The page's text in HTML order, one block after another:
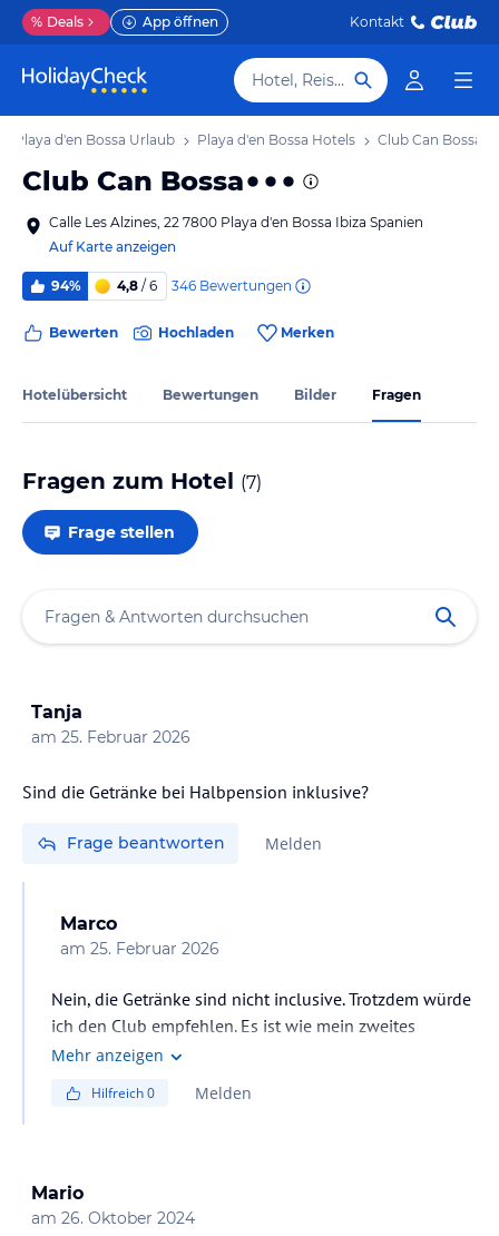
% Deals App öffnen Kontakt
Hotel, Reiseziel
Playa d'en Bossa Urlaub Playa d'en Bossa Hotels Club Can Bossa
Club Can Bossa
Calle Les Alzines, 22 7800 Playa d'en Bossa Ibiza Spanien
Auf Karte anzeigen
94% 4,8 / 6 346 Bewertungen
Bewerten Hochladen Merken
Hotelübersicht Bewertungen Bilder Fragen
Fragen zum Hotel (7)
Frage stellen
Tanja
am 25. Februar 2026
Sind die Getränke bei Halbpension inklusive?
Frage beantworten Melden
Marco
am 25. Februar 2026
Nein, die Getränke sind nicht inclusive. Trotzdem würde
ich den Club empfehlen. Es ist wie mein zweites
Zuhause und extrem zentral und für Ibiza Verhältnisse
Mehr anzeigen
Hilfreich0 Melden
Mario
am 26. Oktober 2024